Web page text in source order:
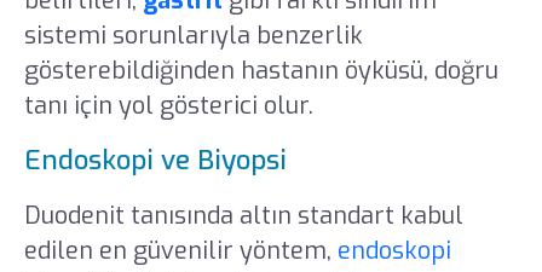
sistemi sorunlarıyla benzerlik
gösterebildiğinden hastanın öyküsü, doğru
tanı için yol gösterici olur.
Endoskopi ve Biyopsi
Duodenit tanısında altın standart kabul
edilen en güvenilir yöntem, endoskopi